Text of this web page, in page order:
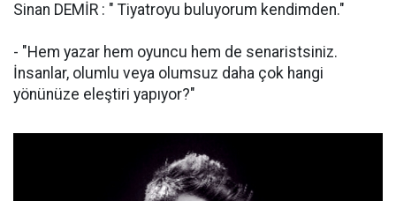
Sinan DEMİR : " Tiyatroyu buluyorum kendimden."
- "Hem yazar hem oyuncu hem de senaristsiniz.
İnsanlar, olumlu veya olumsuz daha çok hangi
yönünüze eleştiri yapıyor?"